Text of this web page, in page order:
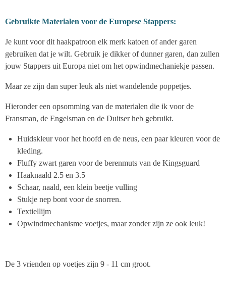
Gebruikte Materialen voor de Europese Stappers:
Je kunt voor dit haakpatroon elk merk katoen of ander garen
gebruiken dat je wilt. Gebruik je dikker of dunner garen, dan zullen
jouw Stappers uit Europa niet om het opwindmechaniekje passen.
Maar ze zijn dan super leuk als niet wandelende poppetjes.
Hieronder een opsomming van de materialen die ik voor de
Fransman, de Engelsman en de Duitser heb gebruikt.
Huidskleur voor het hoofd en de neus, een paar kleuren voor de
kleding.
Fluffy zwart garen voor de berenmuts van de Kingsguard
Haaknaald 2.5 en 3.5
Schaar, naald, een klein beetje vulling
Stukje nep bont voor de snorren.
Textiellijm
Opwindmechanisme voetjes, maar zonder zijn ze ook leuk!
De 3 vrienden op voetjes zijn 9 - 11 cm groot.